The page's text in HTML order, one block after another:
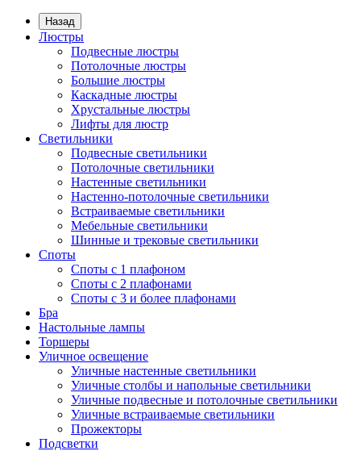
Назад
Люстры
Подвесные люстры
Потолочные люстры
Большие люстры
Каскадные люстры
Хрустальные люстры
Лифты для люстр
Светильники
Подвесные светильники
Потолочные светильники
Настенные светильники
Настенно-потолочные светильники
Встраиваемые светильники
Мебельные светильники
Шинные и трековые светильники
Споты
Споты с 1 плафоном
Споты с 2 плафонами
Споты с 3 и более плафонами
Бра
Настольные лампы
Торшеры
Уличное освещение
Уличные настенные светильники
Уличные столбы и напольные светильники
Уличные подвесные и потолочные светильники
Уличные встраиваемые светильники
Прожекторы
Подсветки